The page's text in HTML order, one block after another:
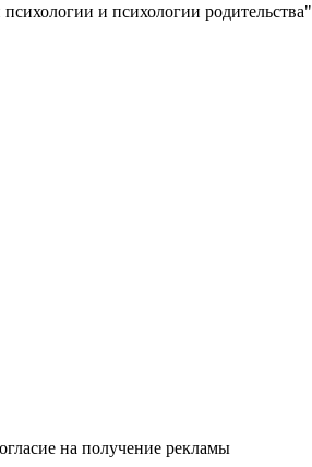
и психологии родительства"
на получение рекламы